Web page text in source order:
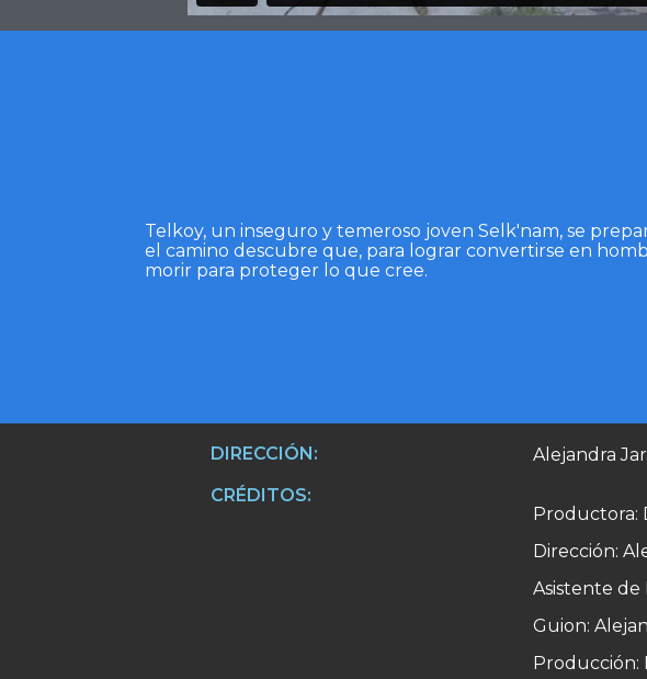
Telkoy, un inseguro y temeroso joven Selk'nam, se
el camino descubre que, para lograr convertirse en
morir para proteger lo que cree.
DIRECCIÓN:
Alejandra
CRÉDITOS:
Productora:
Dirección:
Asistente de
Guion:
Producción: